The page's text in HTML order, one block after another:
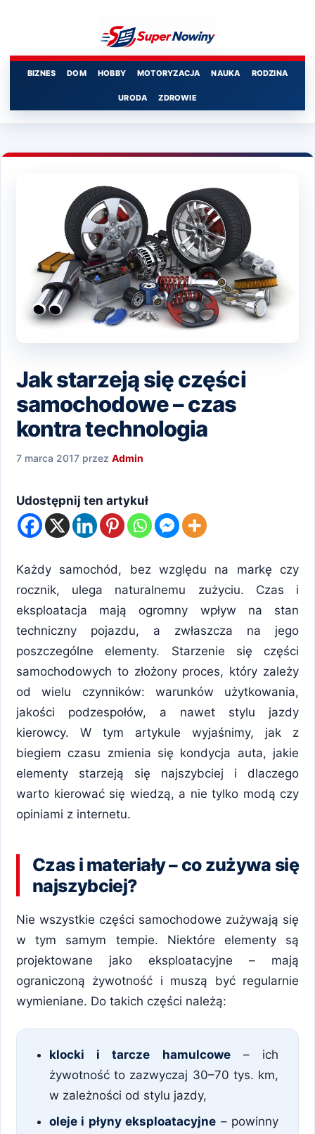
BIZNES DOM HOBBY MOTORYZACJA NAUKA RODZINA
URODA ZDROWIE
Jak starzeją się części
samochodowe – czas
kontra technologia
7 marca 2017 przez Admin
Udostępnij ten artykuł
Każdy samochód, bez względu na markę czy
rocznik, ulega naturalnemu zużyciu. Czas i
eksploatacja mają ogromny wpływ na stan
techniczny pojazdu, a zwłaszcza na jego
poszczególne elementy. Starzenie się części
samochodowych to złożony proces, który zależy
od wielu czynników: warunków użytkowania,
jakości podzespołów, a nawet stylu jazdy
kierowcy. W tym artykule wyjaśnimy, jak z
biegiem czasu zmienia się kondycja auta, jakie
elementy starzeją się najszybciej i dlaczego
warto kierować się wiedzą, a nie tylko modą czy
opiniami z internetu.
Czas i materiały – co zużywa się
najszybciej?
Nie wszystkie części samochodowe zużywają się
w tym samym tempie. Niektóre elementy są
projektowane jako eksploatacyjne – mają
ograniczoną żywotność i muszą być regularnie
wymieniane. Do takich części należą:
klocki i tarcze hamulcowe– ich
żywotność to zazwyczaj 30–70 tys. km,
w zależności od stylu jazdy,
oleje i płyny eksploatacyjne – powinny